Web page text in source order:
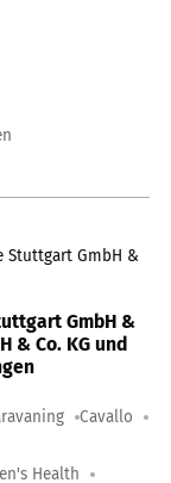
Stuttgart GmbH &
GmbH &
& Co. KG und
Cavallo
Health